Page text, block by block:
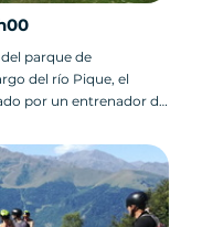
parque de
del río Pique, el
por un entrenador de